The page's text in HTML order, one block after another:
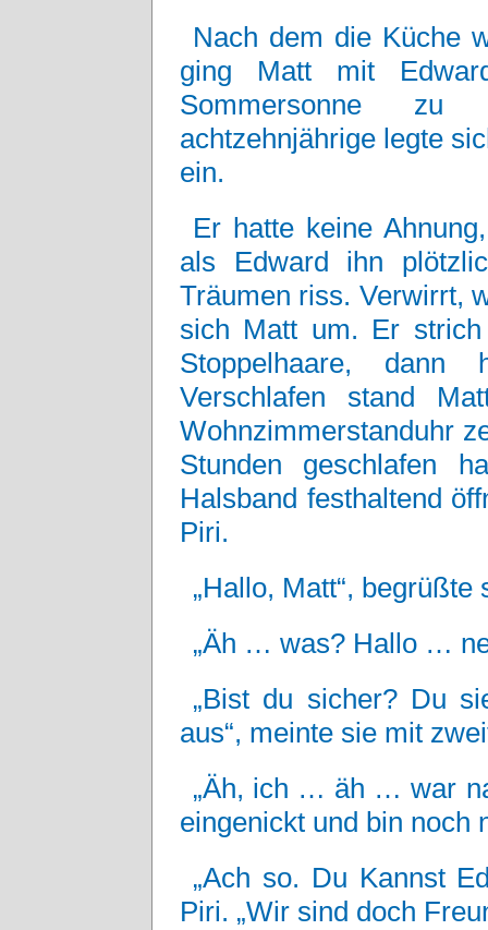
Nach dem die Küche
ging Matt mit
Sommersonne zu
achtzehnjährige legte
ein.
Er hatte keine
als Edward ihn
Träumen riss. Verwirrt,
sich Matt um. Er
Stoppelhaare, dann
Verschlafen stand
Wohnzimmerstanduhr
Stunden geschlafen
Halsband festhaltend
Piri.
„Hallo, Matt“, begrüßte
„Äh … was? Hallo …
„Bist du sicher? Du
aus“, meinte sie mit
„Äh, ich … äh … war
eingenickt und bin noch
„Ach so. Du Kannst
Piri. „Wir sind doch